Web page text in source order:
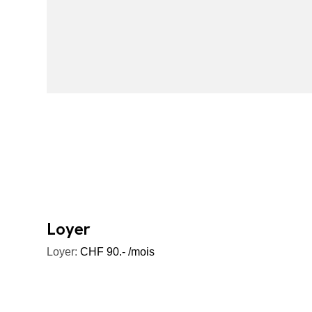
Loyer
Loyer: CHF 90.- /mois